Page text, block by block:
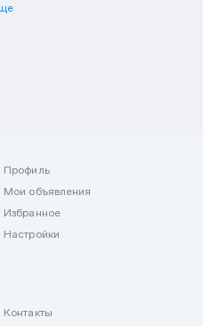
Профиль
Мои объявления
Избранное
Настройки
Контакты